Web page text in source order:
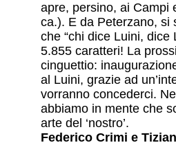
apre, persino, ai Campi
ca.). E da Peterzano, si
che “chi dice Luini, dice
5.855 caratteri! La
cinguettio:
al Luini, grazie ad
vorranno concederci.
abbiamo in mente che
arte del ‘nostro’.
Federico Crimi e